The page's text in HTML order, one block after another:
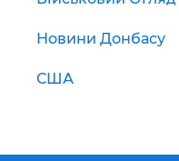
Новини Донбасу
США